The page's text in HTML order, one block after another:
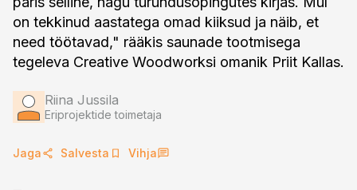
on tekkinud aastatega omad kiiksud ja näib, et
need töötavad," rääkis saunade tootmisega
tegeleva Creative Woodworksi omanik Priit Kallas.
Riina Jussila
Eriprojektide toimetaja
Jaga Salvesta Vihja